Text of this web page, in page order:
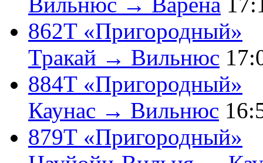
862Т «Пригородный»
Тракай → Вильнюс
884Т «Пригородный»
Каунас → Вильнюс
879Т «Пригородный»